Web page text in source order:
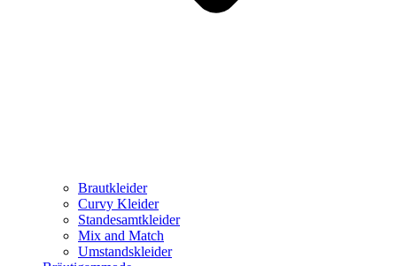
Brautkleider
Curvy Kleider
Standesamtkleider
Mix and Match
Umstandskleider